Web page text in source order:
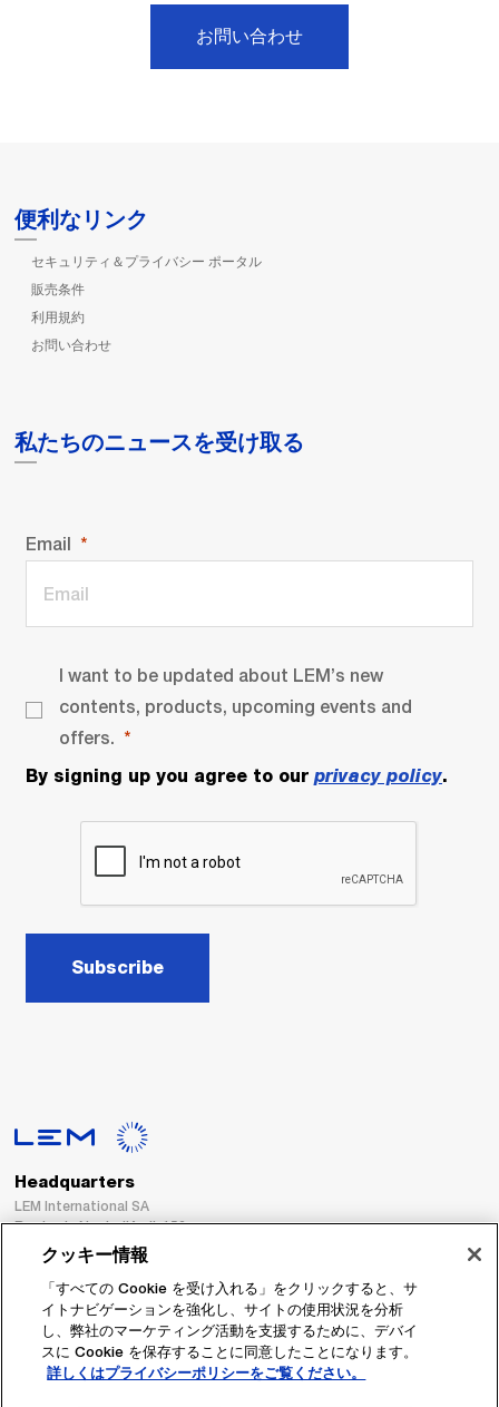
お問い合わせ
便利なリンク
セキュリティ＆プライバシー ポータル
販売条件
利用規約
お問い合わせ
私たちのニュースを受け取る
Email
I want to be updated about LEM’s new
contents, products, upcoming events and
offers.
By signing up you agree to our privacy policy.
Subscribe
Headquarters
LEM International SA
Route du Nant-d’Avril, 152
1217 Meyrin
Switzerland
Tel. :
+41 22 706 11 11
Fax : +41 22 794 94 78
クッキー情報
「すべての Cookie を受け入れる」をクリックすると、サ
イトナビゲーションを強化し、サイトの使用状況を分析
し、弊社のマーケティング活動を支援するために、デバイ
スに Cookie を保存することに同意したことになります。
詳しくはプライバシーポリシーをご覧ください。